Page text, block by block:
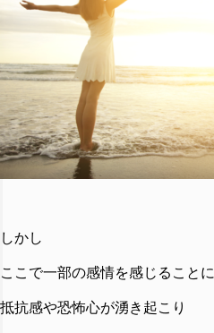
しかし
ここで一部の感情を感じることに
抵抗感や恐怖心が湧き起こり